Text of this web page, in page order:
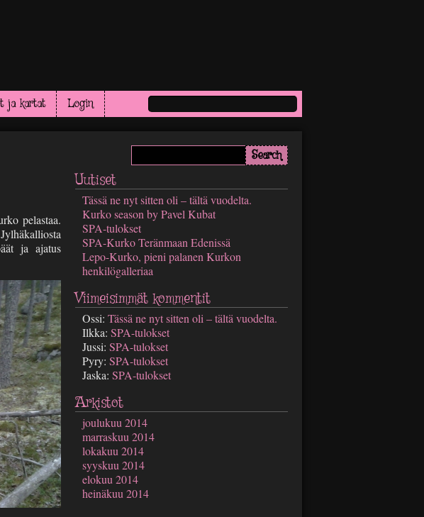
ja kartat Login
pelastaa.
ja ajatus
Uutiset
Tässä ne nyt sitten oli – tältä vuodelta.
Kurko season by Pavel Kubat
SPA-tulokset
SPA-Kurko Teränmaan Edenissä
Lepo-Kurko, pieni palanen Kurkon
henkilögalleriaa
Viimeisimmät kommentit
Ossi: Tässä ne nyt sitten oli – tältä vuodelta.
Ilkka: SPA-tulokset
Jussi: SPA-tulokset
Pyry: SPA-tulokset
Jaska: SPA-tulokset
Arkistot
joulukuu 2014
marraskuu 2014
lokakuu 2014
syyskuu 2014
elokuu 2014
heinäkuu 2014